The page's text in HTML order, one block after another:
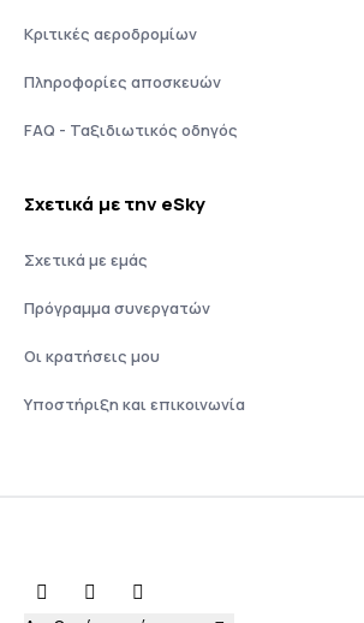
Κριτικές αεροδρομίων
Πληροφορίες αποσκευών
FAQ - Ταξιδιωτικός οδηγός
Σχετικά με την eSky
Σχετικά με εμάς
Πρόγραμμα συνεργατών
Οι κρατήσεις μου
Υποστήριξη και επικοινωνία